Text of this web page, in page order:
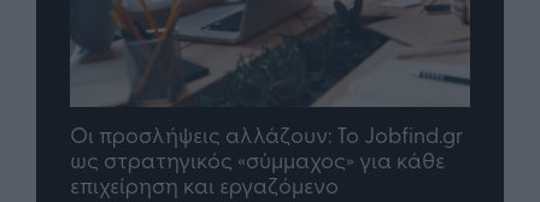
αλλάζουν: To Jobfind.gr
«σύμμαχος» για κάθε
και εργαζόμενο
TP Greece: Πώς
μέλλον του